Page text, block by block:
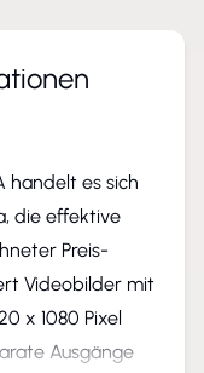
handelt es sich
die effektive
Preis-
Videobilder mit
x 1080 Pixel
Ausgänge